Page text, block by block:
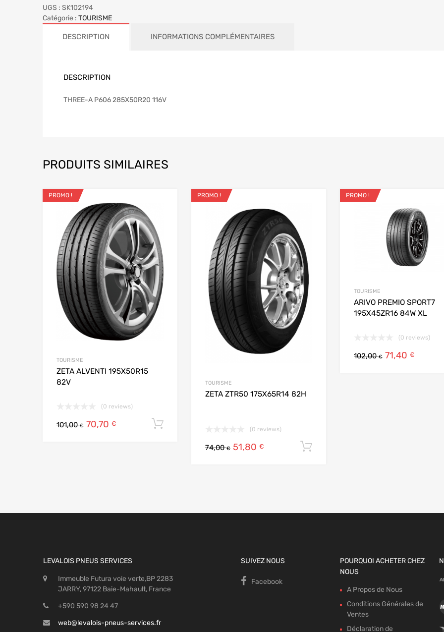
UGS : SK102194
Catégorie : TOURISME
DESCRIPTION INFORMATIONS COMPLÉMENTAIRES
DESCRIPTION
THREE-A P606 285X50R20 116V
PRODUITS SIMILAIRES
PROMO !
Add to Compare
TOURISME
ZETA ALVENTI 195X50R15
82V
(0 reviews)
101,00€ 70,70€
PROMO !
Add to Compare
TOURISME
ZETA ZTR50 175X65R14 82H
(0 reviews)
74,00€ 51,80 €
PROMO !
TOURISME
ARIVO PREMIO SPORT7
195X45ZR16 84W XL
(0 reviews)
102,00€ 71,40 €
LEVALOIS PNEUS SERVICES
Immeuble Futura voie verte,BP 2283
JARRY, 97122 Baie-Mahault, France
+590 590 98 24 47
web@levalois-pneus-services.fr
SUIVEZ NOUS
Facebook
POURQUOI ACHETER CHEZ
NOUS
A Propos de Nous
Conditions Générales de
Ventes
Déclaration de